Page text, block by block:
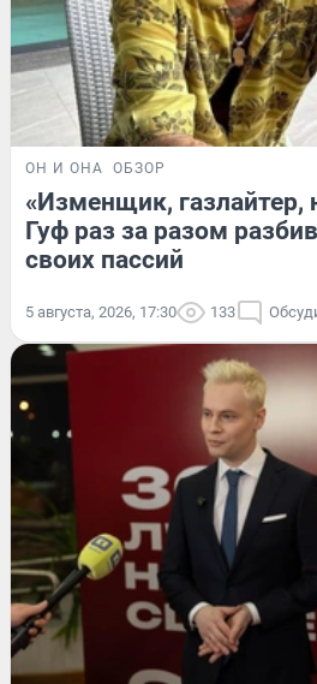
ОН И ОНА ОБЗОР
«Изменщик, газлайтер,
Гуф раз за разом
своих пассий
5 августа, 2026, 17:30 133